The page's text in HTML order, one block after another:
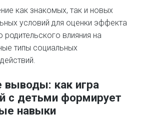
как знакомых, так и новых
условий для оценки эффекта
родительского влияния на
типы социальных
выводы: как игра
с детьми формирует
навыки